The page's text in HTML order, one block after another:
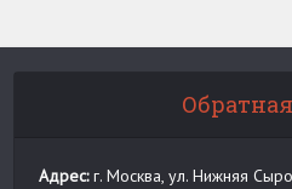
Адрес:г. Москва, ул. Нижняя